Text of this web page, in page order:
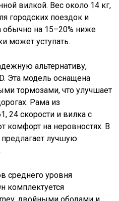
вилкой. Вес около 14 кг,
городских поездок и
обычно на 15–20% ниже
может уступать.
альтернативу,
Эта модель оснащена
тормозами, что улучшает
Рама из
24 скорости и вилка с
комфорт на неровностях. В
предлагает лучшую
среднего уровня
комплектуется